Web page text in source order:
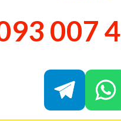
007